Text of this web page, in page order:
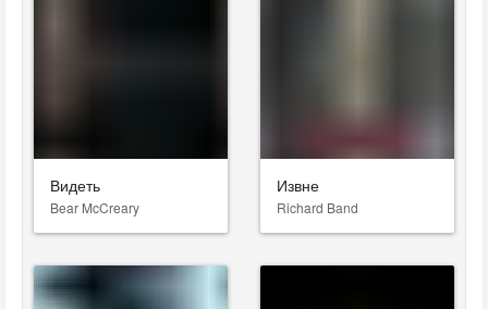
Видеть
Bear McCreary
Извне
Richard Band